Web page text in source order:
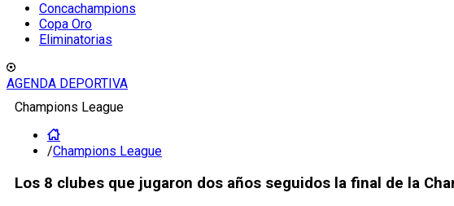
Concachampions
Copa Oro
Eliminatorias
AGENDA DEPORTIVA
Champions League
/Champions League
Los 8 clubes que jugaron dos años seguidos la final de la